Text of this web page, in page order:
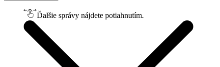
Ďalšie správy nájdete potiahnutím.